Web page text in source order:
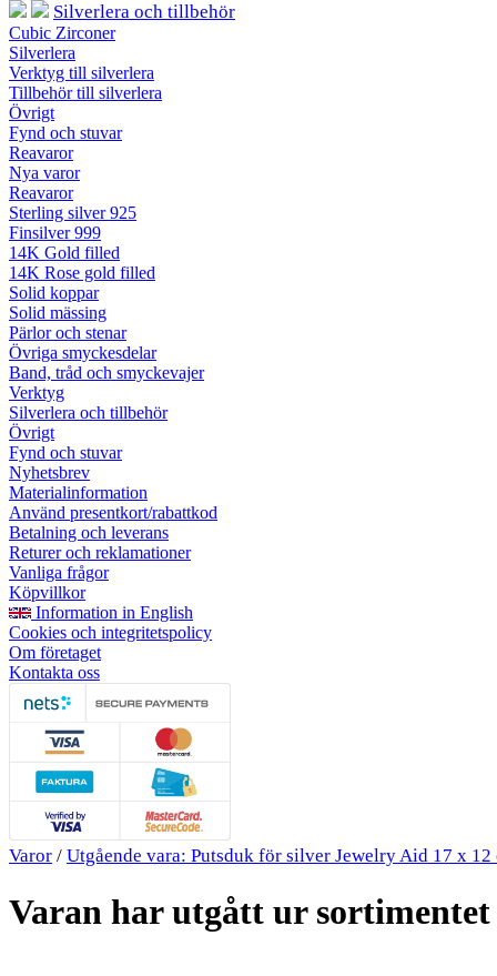
Silverlera och tillbehör
Cubic Zirconer
Silverlera
Verktyg till silverlera
Tillbehör till silverlera
Övrigt
Fynd och stuvar
Reavaror
Nya varor
Reavaror
Sterling silver 925
Finsilver 999
14K Gold filled
14K Rose gold filled
Solid koppar
Solid mässing
Pärlor och stenar
Övriga smyckesdelar
Band, tråd och smyckevajer
Verktyg
Silverlera och tillbehör
Övrigt
Fynd och stuvar
Nyhetsbrev
Materialinformation
Använd presentkort/rabattkod
Betalning och leverans
Returer och reklamationer
Vanliga frågor
Köpvillkor
Information in English
Cookies och integritetspolicy
Om företaget
Kontakta oss
Varor / Utgående vara: Putsduk för silver Jewelry Aid 17 x 12
Varan har utgått ur sortimentet